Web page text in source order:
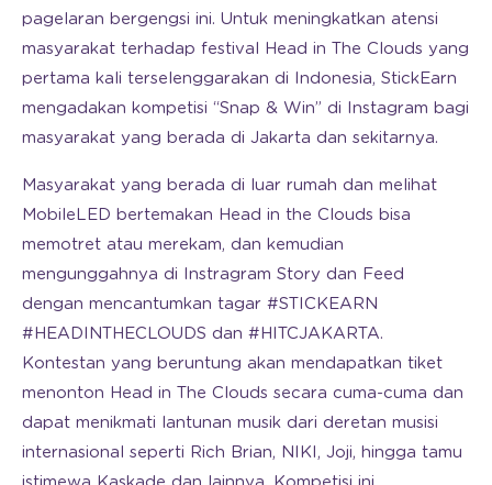
pagelaran bergengsi ini. Untuk meningkatkan atensi
masyarakat terhadap festival Head in The Clouds yang
pertama kali terselenggarakan di Indonesia, StickEarn
mengadakan kompetisi “Snap & Win” di Instagram bagi
masyarakat yang berada di Jakarta dan sekitarnya.
Masyarakat yang berada di luar rumah dan melihat
MobileLED bertemakan Head in the Clouds bisa
memotret atau merekam, dan kemudian
mengunggahnya di Instragram Story dan Feed
dengan mencantumkan tagar #STICKEARN
#HEADINTHECLOUDS dan #HITCJAKARTA.
Kontestan yang beruntung akan mendapatkan tiket
menonton Head in The Clouds secara cuma-cuma dan
dapat menikmati lantunan musik dari deretan musisi
internasional seperti Rich Brian, NIKI, Joji, hingga tamu